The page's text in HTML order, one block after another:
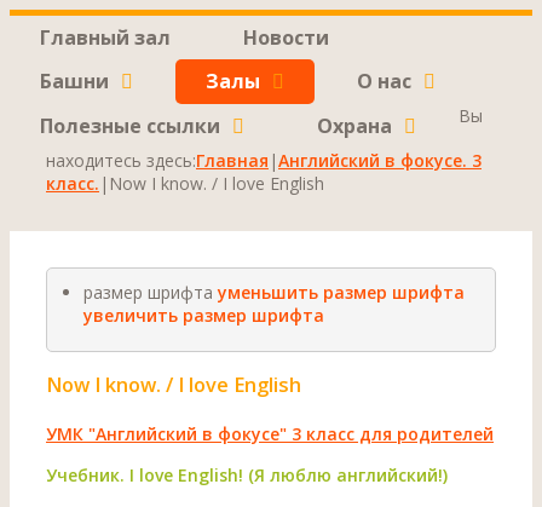
Главный зал
Новости
Башни
Залы
О нас
Полезные ссылки
Охрана
Вы
находитесь здесь:Главная |Английский в фокусе. 3
класс. | Now I know. / I love English
размер шрифта уменьшить размер шрифта
увеличить размер шрифта
Now I know. / I love English
УМК "Английский в фокусе" 3 класс для родителей
Учебник. I love English! (Я люблю английский!)